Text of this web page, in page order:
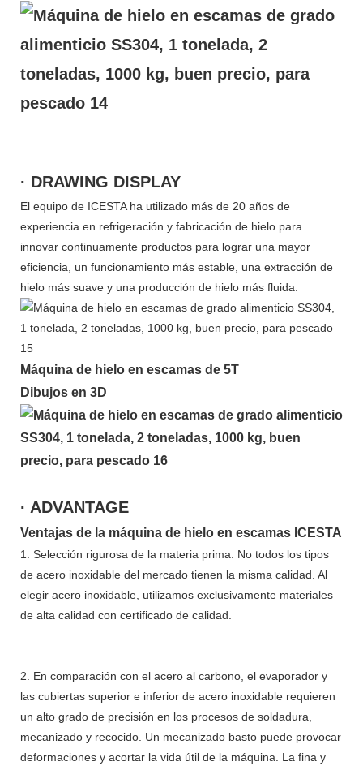
· DRAWING DISPLAY
El equipo de ICESTA ha utilizado más de 20 años de
experiencia en refrigeración y fabricación de hielo para
innovar continuamente productos para lograr una mayor
eficiencia, un funcionamiento más estable, una extracción de
hielo más suave y una producción de hielo más fluida.
Máquina de hielo en escamas de 5T
Dibujos en 3D
· ADVANTAGE
Ventajas de la máquina de hielo en escamas ICESTA
1. Selección rigurosa de la materia prima. No todos los tipos
de acero inoxidable del mercado tienen la misma calidad. Al
elegir acero inoxidable, utilizamos exclusivamente materiales
de alta calidad con certificado de calidad.
2. En comparación con el acero al carbono, el evaporador y
las cubiertas superior e inferior de acero inoxidable requieren
un alto grado de precisión en los procesos de soldadura,
mecanizado y recocido. Un mecanizado basto puede provocar
deformaciones y acortar la vida útil de la máquina. La fina y